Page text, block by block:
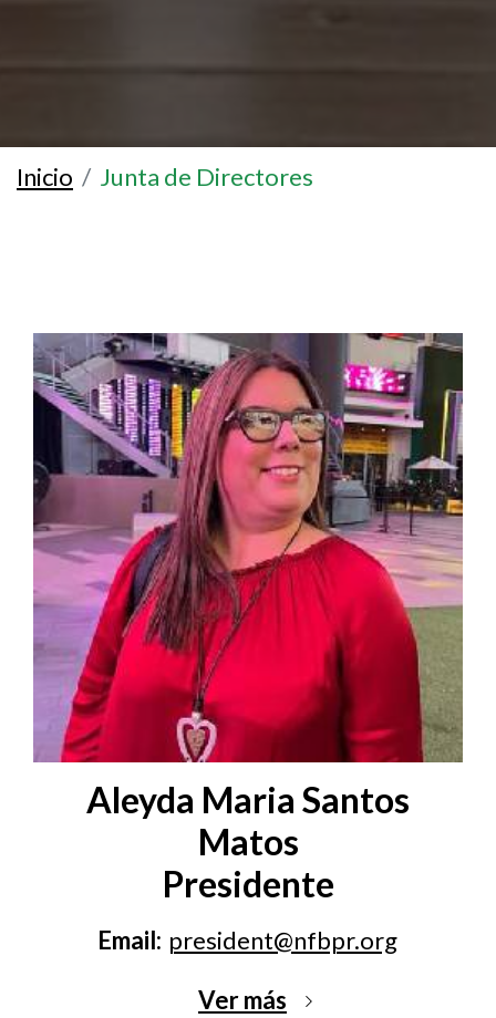
Inicio Junta de Directores
Aleyda Maria Santos
Matos
Presidente
Email: president@nfbpr.org
Ver más